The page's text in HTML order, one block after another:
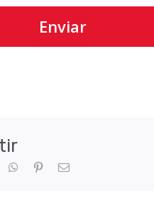
WhatsApp
Pinterest
Correo